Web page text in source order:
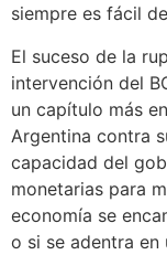
siempre es fácil
El suceso de la
intervención del
un capítulo más
Argentina contra
capacidad del
monetarias para
economía se
o si se adentra